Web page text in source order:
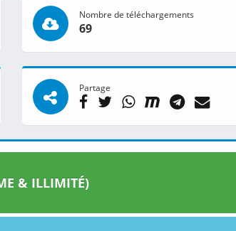
Nombre de téléchargements
69
Partage
& ILLIMITÉ)